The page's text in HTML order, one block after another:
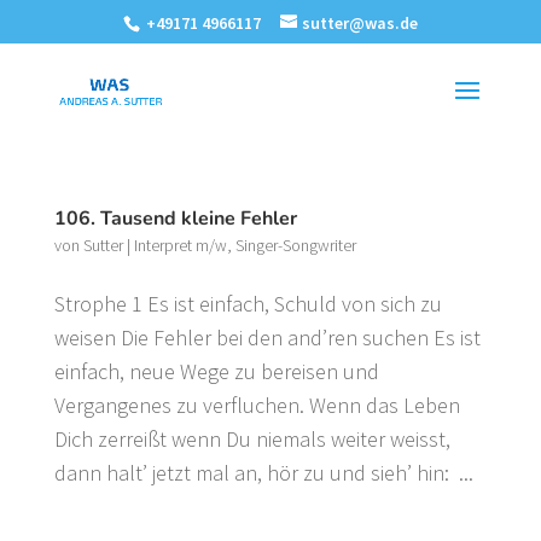
+49171 4966117 sutter@was.de
106. Tausend kleine Fehler
von Sutter| Interpret m/w, Singer-Songwriter
Strophe 1 Es ist einfach, Schuld von sich zu
weisen Die Fehler bei den and’ren suchen Es ist
einfach, neue Wege zu bereisen und
Vergangenes zu verfluchen. Wenn das Leben
Dich zerreißt wenn Du niemals weiter weisst,
dann halt’ jetzt mal an, hör zu und sieh’ hin: ...